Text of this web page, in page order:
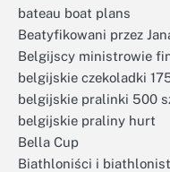
bateau boat plans
Beatyfikowani przez
Belgijscy ministrowie
belgijskie czekoladki
belgijskie pralinki 500
belgijskie praliny hurt
Bella Cup
Biathloniści i